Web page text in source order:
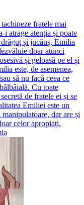
fratele mai
i atrage atenția și poate
și jucăuș, Emilia
doar atunci
și geloasă pe el și
este, de asemenea,
să nu facă ceea ce
Cu toate
de fratele ei și se
Emiliei este un
dar are și
celor apropiați.